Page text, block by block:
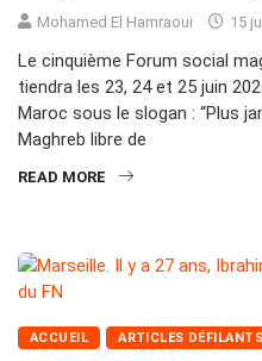
Mohamed El Hamraoui 15
Le cinquième Forum social
tiendra les 23, 24 et 25 juin
Maroc sous le slogan : “Plus
Maghreb libre de
READ MORE
ACCUEIL ARTICLES DÉFILANTS